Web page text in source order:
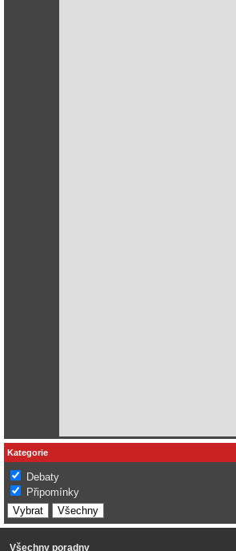
Kategorie
Debaty
Připomínky
Všechny poradny